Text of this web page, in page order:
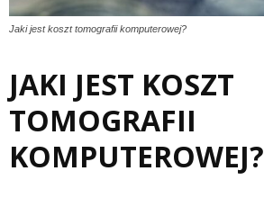
Jaki jest koszt tomografii komputerowej?
JAKI JEST KOSZT
TOMOGRAFII
KOMPUTEROWEJ?